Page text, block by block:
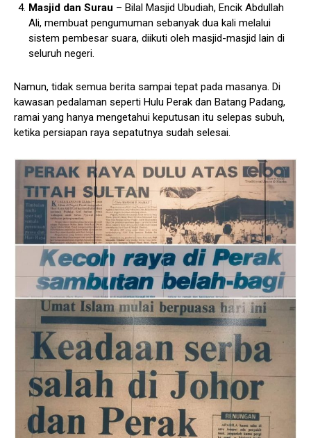
Masjid dan Surau – Bilal Masjid Ubudiah, Encik Abdullah
Ali, membuat pengumuman sebanyak dua kali melalui
sistem pembesar suara, diikuti oleh masjid-masjid lain di
seluruh negeri.
Namun, tidak semua berita sampai tepat pada masanya. Di
kawasan pedalaman seperti Hulu Perak dan Batang Padang,
ramai yang hanya mengetahui keputusan itu selepas subuh,
ketika persiapan raya sepatutnya sudah selesai.